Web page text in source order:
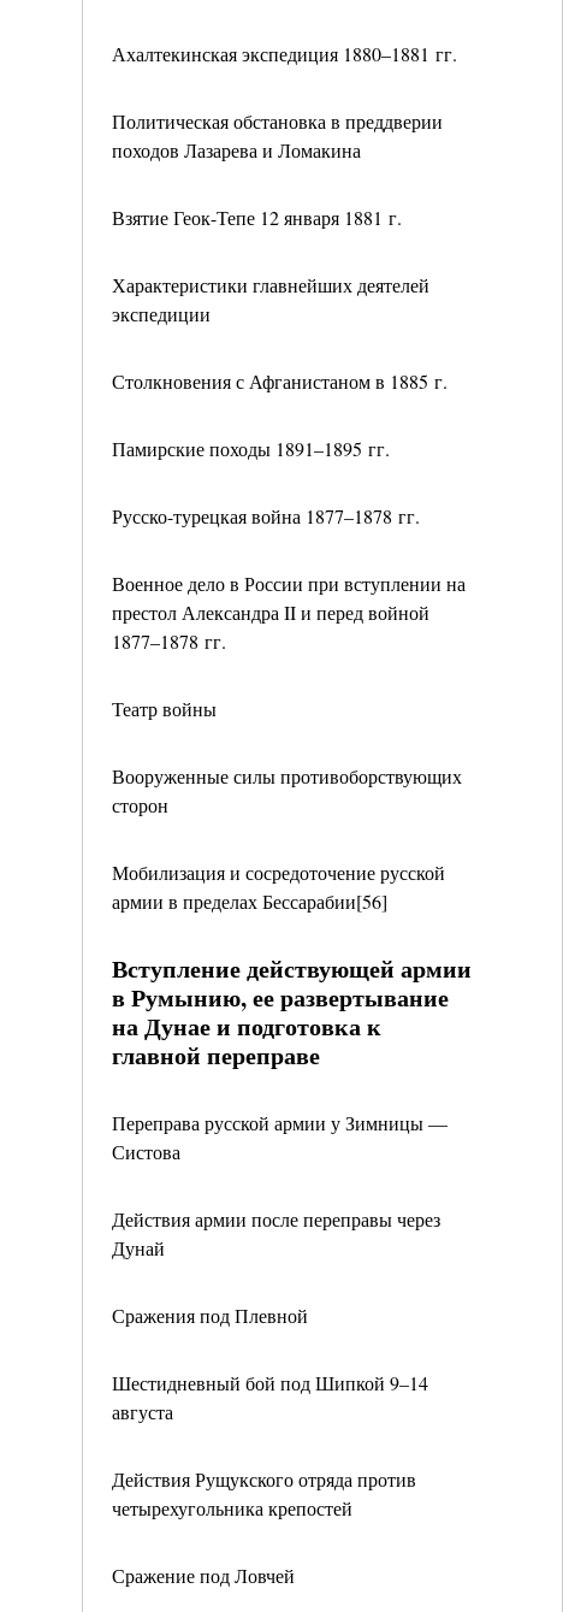
Ахалтекинская экспедиция 1880–1881 гг.
Политическая обстановка в преддверии
походов Лазарева и Ломакина
Взятие Геок-Тепе 12 января 1881 г.
Характеристики главнейших деятелей
экспедиции
Столкновения с Афганистаном в 1885 г.
Памирские походы 1891–1895 гг.
Русско-турецкая война 1877–1878 гг.
Военное дело в России при вступлении на
престол Александра II и перед войной
1877–1878 гг.
Театр войны
Вооруженные силы противоборствующих
сторон
Мобилизация и сосредоточение русской
армии в пределах Бессарабии[56]
Вступление действующей армии
в Румынию, ее развертывание
на Дунае и подготовка к
главной переправе
Переправа русской армии у Зимницы —
Систова
Действия армии после переправы через
Дунай
Сражения под Плевной
Шестидневный бой под Шипкой 9–14
августа
Действия Рущукского отряда против
четырехугольника крепостей
Сражение под Ловчей